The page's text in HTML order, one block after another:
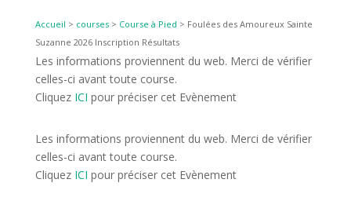
Accueil > courses> Course à Pied > Foulées des Amoureux Sainte
Suzanne 2026 Inscription Résultats
Les informations proviennent du web. Merci de vérifier
celles-ci avant toute course.
Cliquez ICI pour préciser cet Evènement
Les informations proviennent du web. Merci de vérifier
celles-ci avant toute course.
Cliquez ICI pour préciser cet Evènement